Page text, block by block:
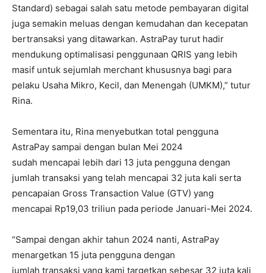
Standard) sebagai salah satu metode pembayaran digital
juga semakin meluas dengan kemudahan dan kecepatan
bertransaksi yang ditawarkan. AstraPay turut hadir
mendukung optimalisasi penggunaan QRIS yang lebih
masif untuk sejumlah merchant khususnya bagi para
pelaku Usaha Mikro, Kecil, dan Menengah (UMKM),” tutur
Rina.
Sementara itu, Rina menyebutkan total pengguna
AstraPay sampai dengan bulan Mei 2024
sudah mencapai lebih dari 13 juta pengguna dengan
jumlah transaksi yang telah mencapai 32 juta kali serta
pencapaian Gross Transaction Value (GTV) yang
mencapai Rp19,03 triliun pada periode Januari-Mei 2024.
“Sampai dengan akhir tahun 2024 nanti, AstraPay
menargetkan 15 juta pengguna dengan
jumlah transaksi yang kami targetkan sebesar 32 juta kali